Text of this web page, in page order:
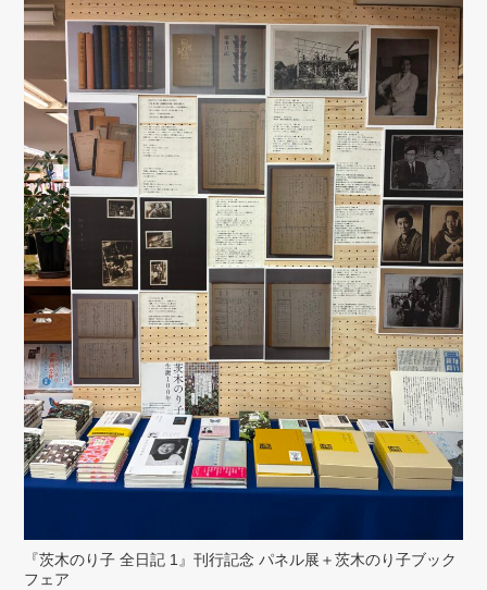
『茨木のり子 全日記 1』刊行記念 パネル展＋茨木のり子ブック
フェア